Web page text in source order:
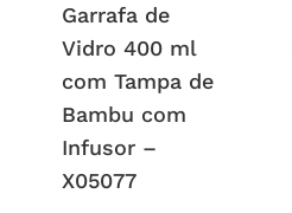
Garrafa de
Vidro 400 ml
com Tampa de
Bambu com
Infusor –
X05077